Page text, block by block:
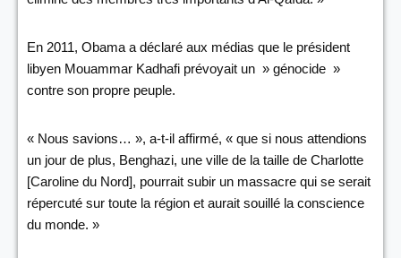
En 2011, Obama a déclaré aux médias que le président
libyen Mouammar Kadhafi prévoyait un » génocide »
contre son propre peuple.
« Nous savions… », a-t-il affirmé, « que si nous attendions
un jour de plus, Benghazi, une ville de la taille de Charlotte
[Caroline du Nord], pourrait subir un massacre qui se serait
répercuté sur toute la région et aurait souillé la conscience
du monde. »